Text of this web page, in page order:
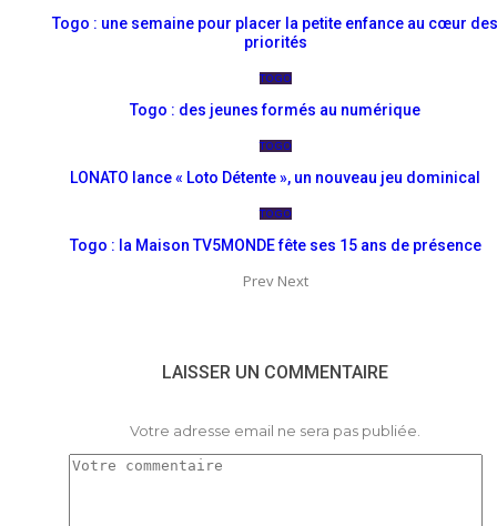
Togo : une semaine pour placer la petite enfance au cœur des
priorités
TOGO
Togo : des jeunes formés au numérique
TOGO
LONATO lance « Loto Détente », un nouveau jeu dominical
TOGO
Togo : la Maison TV5MONDE fête ses 15 ans de présence
Prev Next
LAISSER UN COMMENTAIRE
Votre adresse email ne sera pas publiée.